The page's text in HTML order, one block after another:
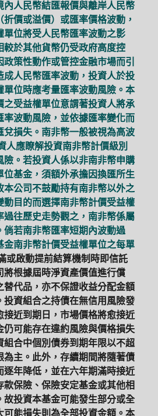
內人民幣結匯報價與離岸人民幣
價或溢價）或匯率價格波動，
單位將受人民幣匯率波動之影
較於其他貨幣仍受政府高度控
策性動作或管控金融市場而引
成人民幣匯率波動，投資人於投
單位時應考量匯率波動風險。本
之受益權單位意謂著投資人將承
率波動風險，並依據匯率變化而
兌損失。南非幣一般被視為高波
人應瞭解投資南非幣計價級別
險。若投資人係以非南非幣申購
位基金，須額外承擔因換匯所生
本公司不鼓勵持有南非幣以外之
動目的而選擇南非幣計價受益權
過往歷史走勢觀之，南非幣係屬
倘若南非幣匯率短期內波動過
金南非幣計價受益權單位之每單
或啟動提前結算機制時即信託
將根據屆時淨資產價值進行償
替代品，亦不保證收益分配金額
投資組合之持債在無信用風險發
接近到期日，市場價格將愈接近
仍可能存在違約風險與價格損失
組合中個別債券到期年限以不超
為主。此外，存續期間將隨著債
逐年降低，並在六年期滿時接近
款保險、保險安定基金或其他相
故投資本基金可能發生部分或全
可能損失則為全部投資金額。本